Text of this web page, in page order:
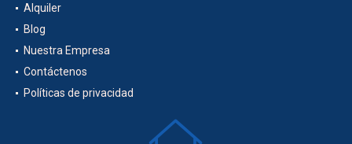
Alquiler
Blog
Nuestra Empresa
Contáctenos
Políticas de privacidad